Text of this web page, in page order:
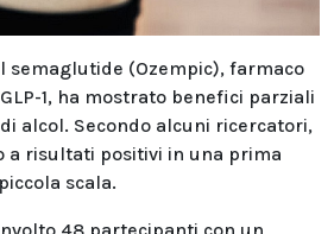
semaglutide (Ozempic), farmaco
1, ha mostrato benefici parziali
alcol. Secondo alcuni ricercatori,
a risultati positivi in una prima
scala.